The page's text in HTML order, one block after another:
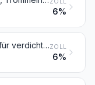
6%
Behälter aus Aluminium für verdichtete oder verflüssigte GaseZOLL
6%